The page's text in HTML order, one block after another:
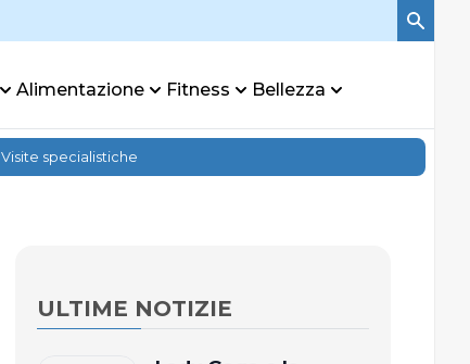
Alimentazione Fitness Bellezza
Visite specialistiche
ULTIME NOTIZIE